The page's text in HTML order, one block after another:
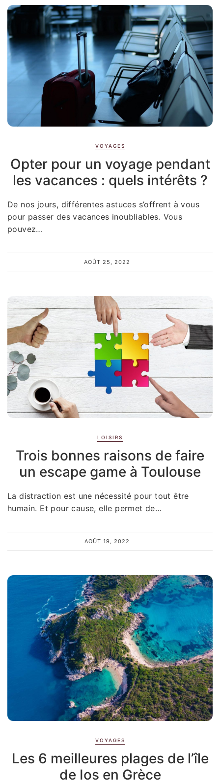
VOYAGES
Opter pour un voyage pendant
les vacances : quels intérêts ?
De nos jours, différentes astuces s’offrent à vous
pour passer des vacances inoubliables. Vous
pouvez…
AOÛT 25, 2022
LOISIRS
Trois bonnes raisons de faire
un escape game à Toulouse
La distraction est une nécessité pour tout être
humain. Et pour cause, elle permet de…
AOÛT 19, 2022
VOYAGES
Les 6 meilleures plages de l’île
de Ios en Grèce